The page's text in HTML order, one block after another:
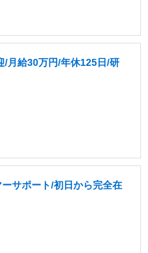
/月給30万円/年休125日/研
サポート/初日から完全在